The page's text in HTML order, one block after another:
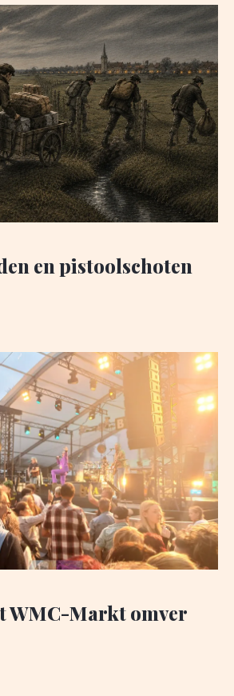
en pistoolschoten
WMC-Markt omver